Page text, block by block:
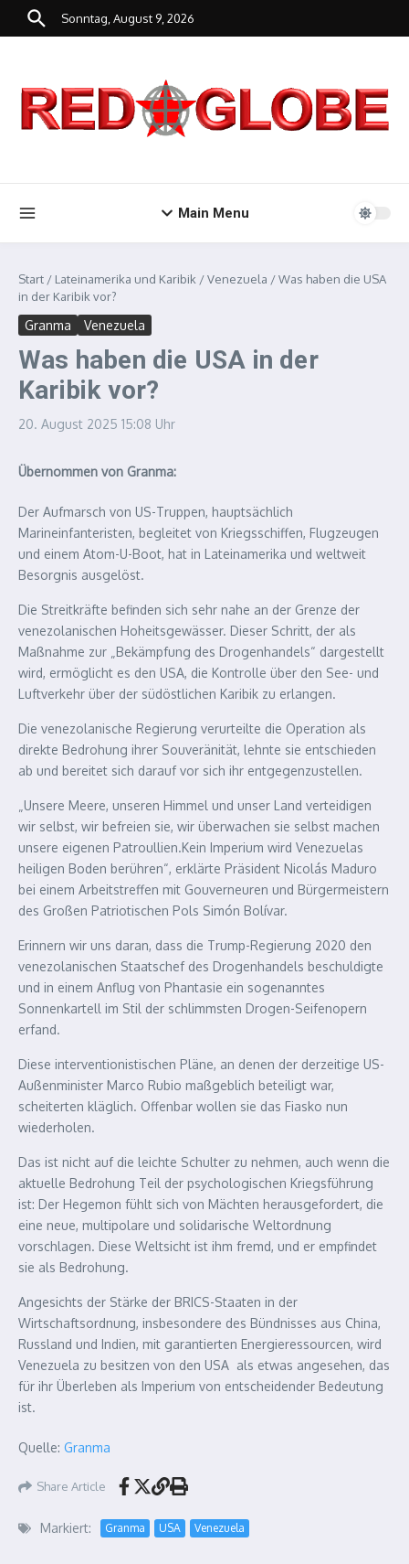
Zum Inhalt springen
Sonntag, August 9, 2026
Main Menu
Start / Lateinamerika und Karibik /Venezuela /Was haben die USA
in der Karibik vor?
Granma Venezuela
Was haben die USA in der
Karibik vor?
20. August 2025 15:08 Uhr
Übernommen von Granma:
Der Aufmarsch von US-Truppen, hauptsächlich
Marineinfanteristen, begleitet von Kriegsschiffen, Flugzeugen
und einem Atom-U-Boot, hat in Lateinamerika und weltweit
Besorgnis ausgelöst.
Die Streitkräfte befinden sich sehr nahe an der Grenze der
venezolanischen Hoheitsgewässer. Dieser Schritt, der als
Maßnahme zur „Bekämpfung des Drogenhandels“ dargestellt
wird, ermöglicht es den USA, die Kontrolle über den See- und
Luftverkehr über der südöstlichen Karibik zu erlangen.
Die venezolanische Regierung verurteilte die Operation als
direkte Bedrohung ihrer Souveränität, lehnte sie entschieden
ab und bereitet sich darauf vor sich ihr entgegenzustellen.
„Unsere Meere, unseren Himmel und unser Land verteidigen
wir selbst, wir befreien sie, wir überwachen sie selbst machen
unsere eigenen Patroullien.Kein Imperium wird Venezuelas
heiligen Boden berühren“, erklärte Präsident Nicolás Maduro
bei einem Arbeitstreffen mit Gouverneuren und Bürgermeistern
des Großen Patriotischen Pols Simón Bolívar.
Erinnern wir uns daran, dass die Trump-Regierung 2020 den
venezolanischen Staatschef des Drogenhandels beschuldigte
und in einem Anflug von Phantasie ein sogenanntes
Sonnenkartell im Stil der schlimmsten Drogen-Seifenopern
erfand.
Diese interventionistischen Pläne, an denen der derzeitige US-
Außenminister Marco Rubio maßgeblich beteiligt war,
scheiterten kläglich. Offenbar wollen sie das Fiasko nun
wiederholen.
Das ist nicht auf die leichte Schulter zu nehmen, auch wenn die
aktuelle Bedrohung Teil der psychologischen Kriegsführung
ist: Der Hegemon fühlt sich von Mächten herausgefordert, die
eine neue, multipolare und solidarische Weltordnung
vorschlagen. Diese Weltsicht ist ihm fremd, und er empfindet
sie als Bedrohung.
Angesichts der Stärke der BRICS-Staaten in der
Wirtschaftsordnung, insbesondere des Bündnisses aus China,
Russland und Indien, mit garantierten Energieressourcen, wird
Venezuela zu besitzen von den USA als etwas angesehen, das
für ihr Überleben als Imperium von entscheidender Bedeutung
ist.
Quelle: Granma
Share Article
Markiert: Granma USA Venezuela